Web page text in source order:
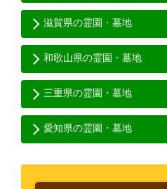
滋賀県の霊園・墓地
和歌山県の霊園・墓地
三重県の霊園・墓地
愛知県の霊園・墓地